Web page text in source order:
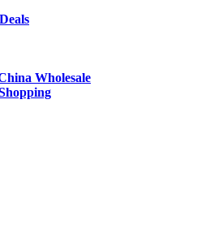
Wholesale